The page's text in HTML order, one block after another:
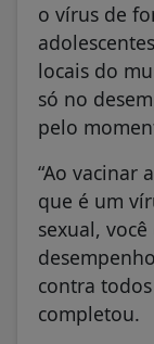
o vírus de
locais do
só no
pelo
“Ao vacinar
que é um
sexual,
contra
completou.